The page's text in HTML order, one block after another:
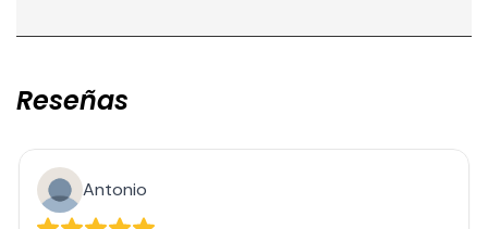
Reseñas